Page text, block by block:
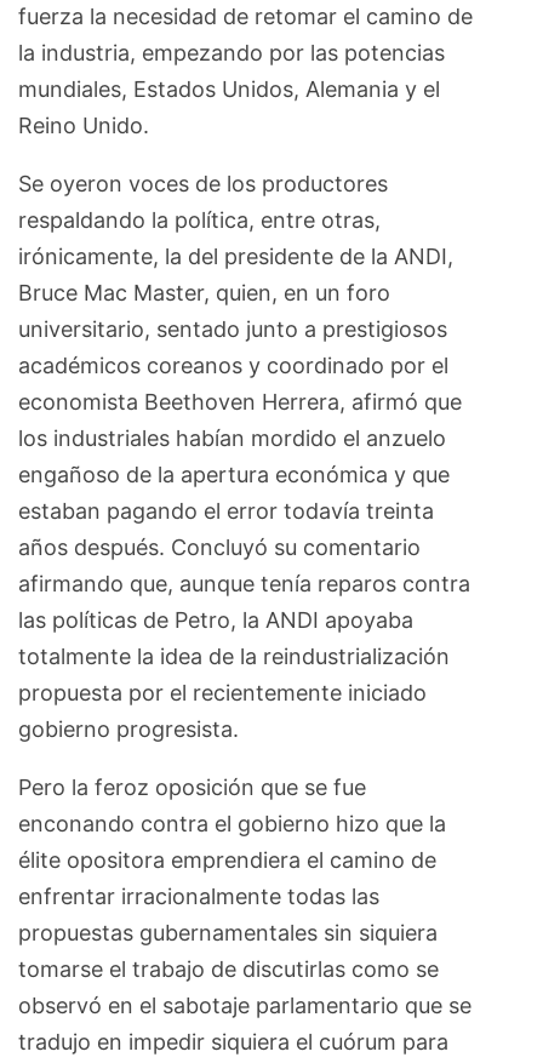
fuerza la necesidad de retomar el camino de
la industria, empezando por las potencias
mundiales, Estados Unidos, Alemania y el
Reino Unido.
Se oyeron voces de los productores
respaldando la política, entre otras,
irónicamente, la del presidente de la ANDI,
Bruce Mac Master, quien, en un foro
universitario, sentado junto a prestigiosos
académicos coreanos y coordinado por el
economista Beethoven Herrera, afirmó que
los industriales habían mordido el anzuelo
engañoso de la apertura económica y que
estaban pagando el error todavía treinta
años después. Concluyó su comentario
afirmando que, aunque tenía reparos contra
las políticas de Petro, la ANDI apoyaba
totalmente la idea de la reindustrialización
propuesta por el recientemente iniciado
gobierno progresista.
Pero la feroz oposición que se fue
enconando contra el gobierno hizo que la
élite opositora emprendiera el camino de
enfrentar irracionalmente todas las
propuestas gubernamentales sin siquiera
tomarse el trabajo de discutirlas como se
observó en el sabotaje parlamentario que se
tradujo en impedir siquiera el cuórum para